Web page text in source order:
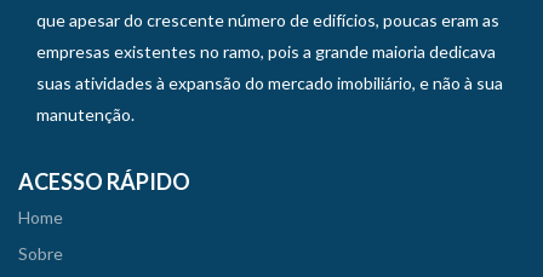
que apesar do crescente número de edifícios, poucas eram as
empresas existentes no ramo, pois a grande maioria dedicava
suas atividades à expansão do mercado imobiliário, e não à sua
manutenção.
ACESSO RÁPIDO
Home
Sobre